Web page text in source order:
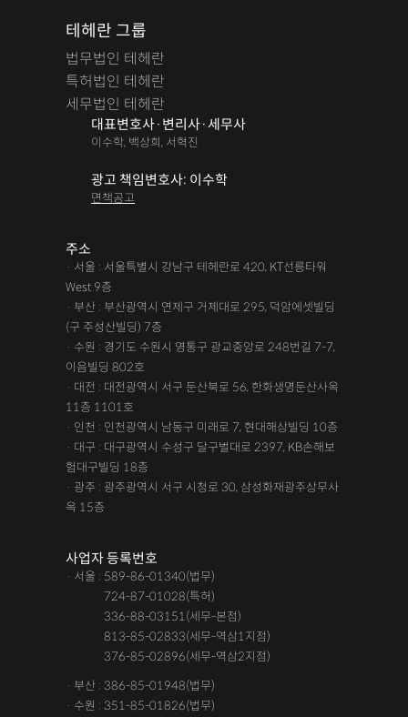
테헤란 그룹
법무법인 테헤란
특허법인 테헤란
세무법인 테헤란
대표변호사·변리사·세무사
이수학, 백상희, 서혁진
광고 책임변호사: 이수학
면책공고
주소
· 서울 : 서울특별시 강남구 테헤란로 420, KT선릉타워
West 9층
· 부산 : 부산광역시 연제구 거제대로 295, 덕암에셋빌딩
(구 주성산빌딩) 7층
· 수원 : 경기도 수원시 영통구 광교중앙로 248번길 7-7,
이음빌딩 802호
· 대전 : 대전광역시 서구 둔산북로 56, 한화생명둔산사옥
11층 1101호
· 인천 : 인천광역시 남동구 미래로 7, 현대해상빌딩 10층
· 대구 : 대구광역시 수성구 달구벌대로 2397, KB손해보
험대구빌딩 18층
· 광주 : 광주광역시 서구 시청로 30, 삼성화재광주상무사
옥 15층
사업자 등록번호
· 서울 : 589-86-01340(법무)
724-87-01028(특허)
336-88-03151(세무-본점)
813-85-02833(세무-역삼1지점)
376-85-02896(세무-역삼2지점)
· 부산 : 386-85-01948(법무)
· 수원 : 351-85-01826(법무)